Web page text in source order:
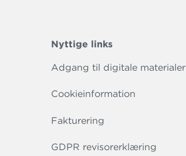
Nyttige links
Adgang til digitale materialer
Cookieinformation
Fakturering
GDPR revisorerklæring